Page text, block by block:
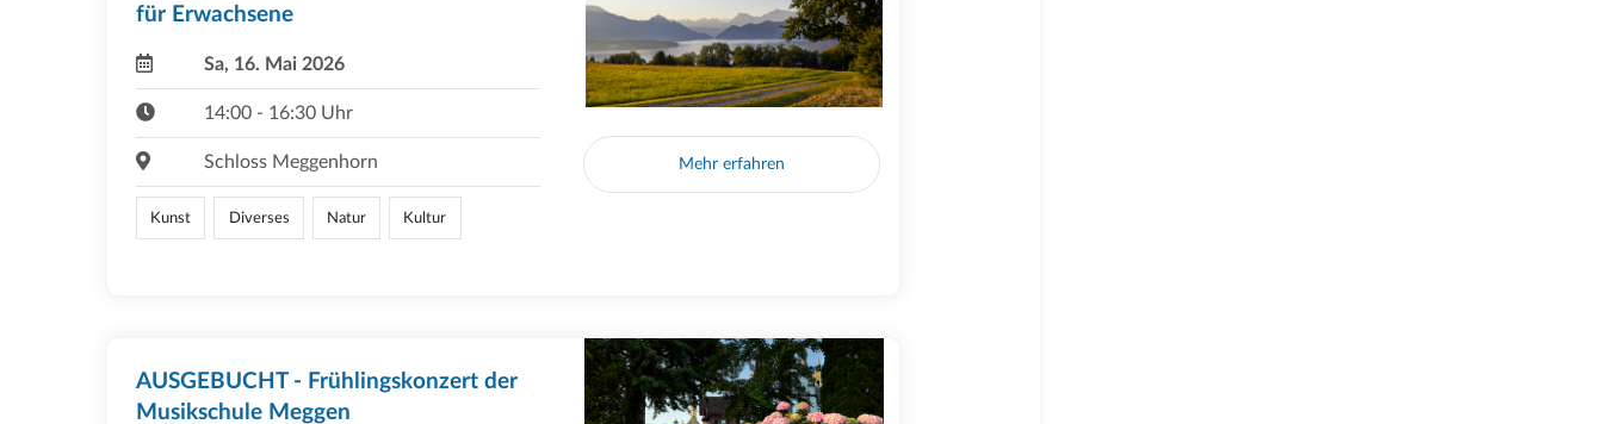
für Erwachsene
Sa, 16. Mai 2026
14:00 - 16:30 Uhr
Schloss Meggenhorn
Kunst Diverses Natur Kultur
Mehr erfahren
AUSGEBUCHT - Frühlingskonzert der
Musikschule Meggen